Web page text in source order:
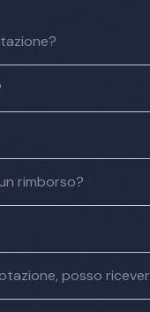
rimborso?
posso